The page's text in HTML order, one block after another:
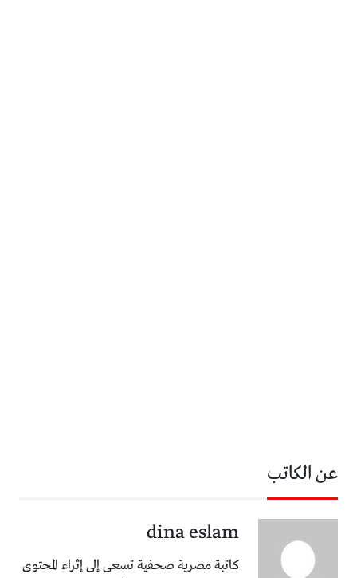
عن الكاتب
dina eslam
كاتبة مصرية صحفية تسعى إلى إثراء المحتوى